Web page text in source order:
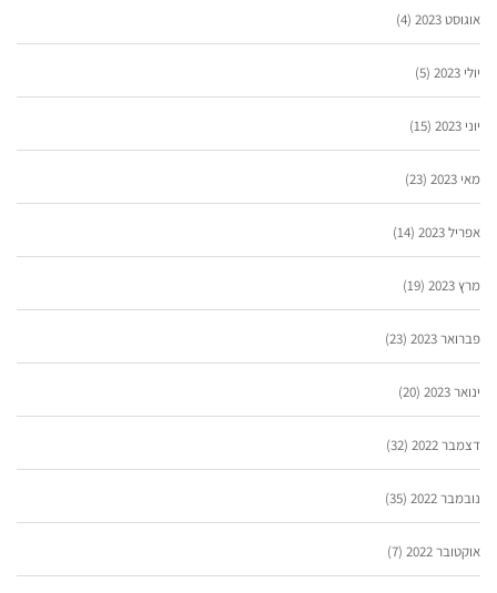
אוגוסט 2023 (4)
יולי 2023 (5)
יוני 2023 (15)
מאי 2023 (23)
אפריל 2023 (14)
מרץ 2023 (19)
פברואר 2023 (23)
ינואר 2023 (20)
דצמבר 2022 (32)
נובמבר 2022 (35)
אוקטובר 2022 (7)